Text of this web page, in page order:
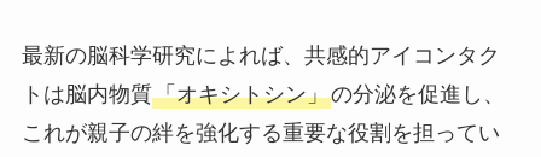
最新の脳科学研究によれば、共感的アイコンタク
トは脳内物質「オキシトシン」の分泌を促進し、
これが親子の絆を強化する重要な役割を担ってい